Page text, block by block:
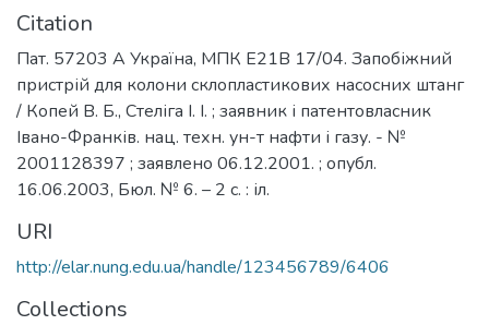
Citation
Пат. 57203 А Україна, МПК Е21В 17/04. Запобіжний
пристрій для колони склопластикових насосних штанг
/ Копей В. Б., Стеліга І. І. ; заявник і патентовласник
Івано-Франків. нац. техн. ун-т нафти і газу. - №
2001128397 ; заявлено 06.12.2001. ; опубл.
16.06.2003, Бюл. № 6. – 2 с. : іл.
URI
http://elar.nung.edu.ua/handle/123456789/6406
Collections